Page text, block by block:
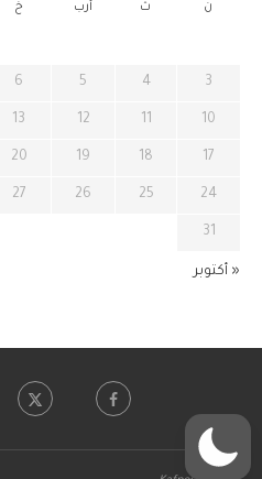
ن ث أرب خ
3
4
5
6
10
11
12
13
17
18
19
20
24
25
26
27
31
« أكتوبر